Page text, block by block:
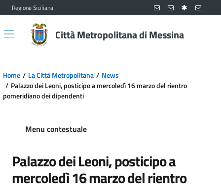
Vai al contenuto principale
Vai al menu principale
Regione Siciliana
Città Metropolitana di Messina
Home La Città Metropolitana
News
Palazzo dei Leoni, posticipo a mercoledì 16 marzo del rientro
pomeridiano dei dipendenti
Menu contestuale
Palazzo dei Leoni, posticipo a
mercoledì 16 marzo del rientro